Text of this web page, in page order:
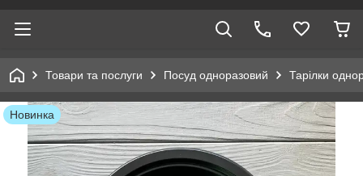
Товари та послуги Посуд одноразовий Тарілки
Новинка